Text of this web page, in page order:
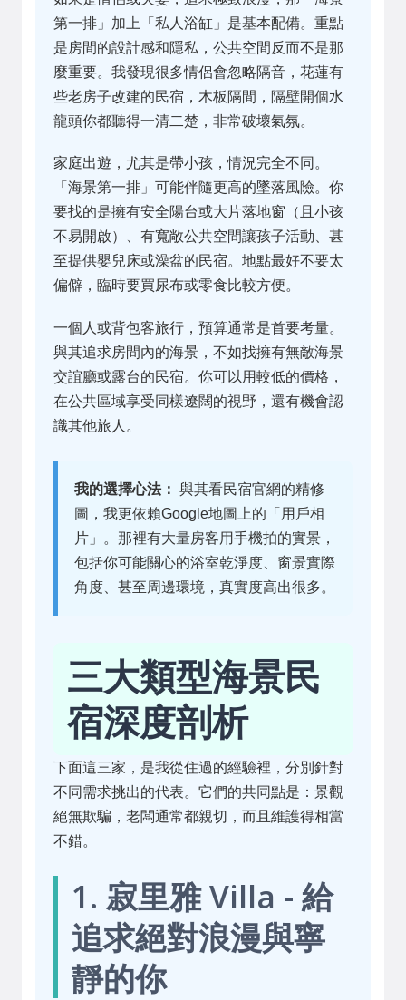
第一排」加上「私人浴缸」是基本配備。重點
是房間的設計感和隱私，公共空間反而不是那
麼重要。我發現很多情侶會忽略隔音，花蓮有
些老房子改建的民宿，木板隔間，隔壁開個水
龍頭你都聽得一清二楚，非常破壞氣氛。
家庭出遊，尤其是帶小孩，情況完全不同。
「海景第一排」可能伴隨更高的墜落風險。你
要找的是擁有安全陽台或大片落地窗（且小孩
不易開啟）、有寬敞公共空間讓孩子活動、甚
至提供嬰兒床或澡盆的民宿。地點最好不要太
偏僻，臨時要買尿布或零食比較方便。
一個人或背包客旅行，預算通常是首要考量。
與其追求房間內的海景，不如找擁有無敵海景
交誼廳或露台的民宿。你可以用較低的價格，
在公共區域享受同樣遼闊的視野，還有機會認
識其他旅人。
我的選擇心法： 與其看民宿官網的精修
圖，我更依賴Google地圖上的「用戶相
片」。那裡有大量房客用手機拍的實景，
包括你可能關心的浴室乾淨度、窗景實際
角度、甚至周邊環境，真實度高出很多。
三大類型海景民
宿深度剖析
下面這三家，是我從住過的經驗裡，分別針對
不同需求挑出的代表。它們的共同點是：景觀
絕無欺騙，老闆通常都親切，而且維護得相當
不錯。
1. 寂里雅 Villa - 給
追求絕對浪漫與寧
靜的你